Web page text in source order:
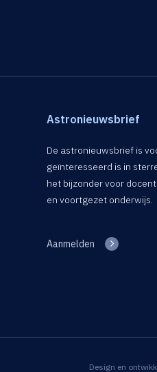
Astronieuwsbrief
De astronieuwsbrief is
geïnteresseerd is in
het bijzonder voor
en voortgezet onderwijs.
Aanmelden
Design en